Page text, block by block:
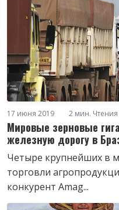
17 июня 2019 2 мин. Чтения
Мировые зерновые
железную дорогу в
Четыре крупнейших в
торговли
конкурент Amag...